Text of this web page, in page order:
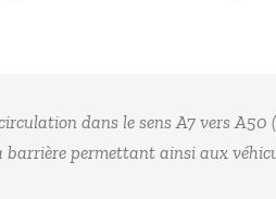
dans le sens A7 vers
barrière permettant ainsi aux